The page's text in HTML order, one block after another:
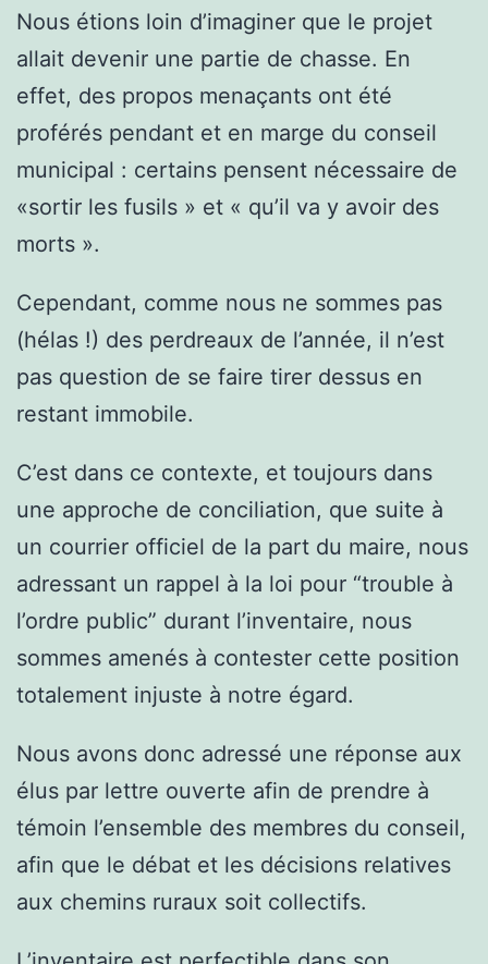
Nous étions loin d’imaginer que le projet
allait devenir une partie de chasse. En
effet, des propos menaçants ont été
proférés pendant et en marge du conseil
municipal : certains pensent nécessaire de
«sortir les fusils » et « qu’il va y avoir des
morts ».
Cependant, comme nous ne sommes pas
(hélas !) des perdreaux de l’année, il n’est
pas question de se faire tirer dessus en
restant immobile.
C’est dans ce contexte, et toujours dans
une approche de conciliation, que suite à
un courrier officiel de la part du maire, nous
adressant un rappel à la loi pour “trouble à
l’ordre public” durant l’inventaire, nous
sommes amenés à contester cette position
totalement injuste à notre égard.
Nous avons donc adressé une réponse aux
élus par lettre ouverte afin de prendre à
témoin l’ensemble des membres du conseil,
afin que le débat et les décisions relatives
aux chemins ruraux soit collectifs.